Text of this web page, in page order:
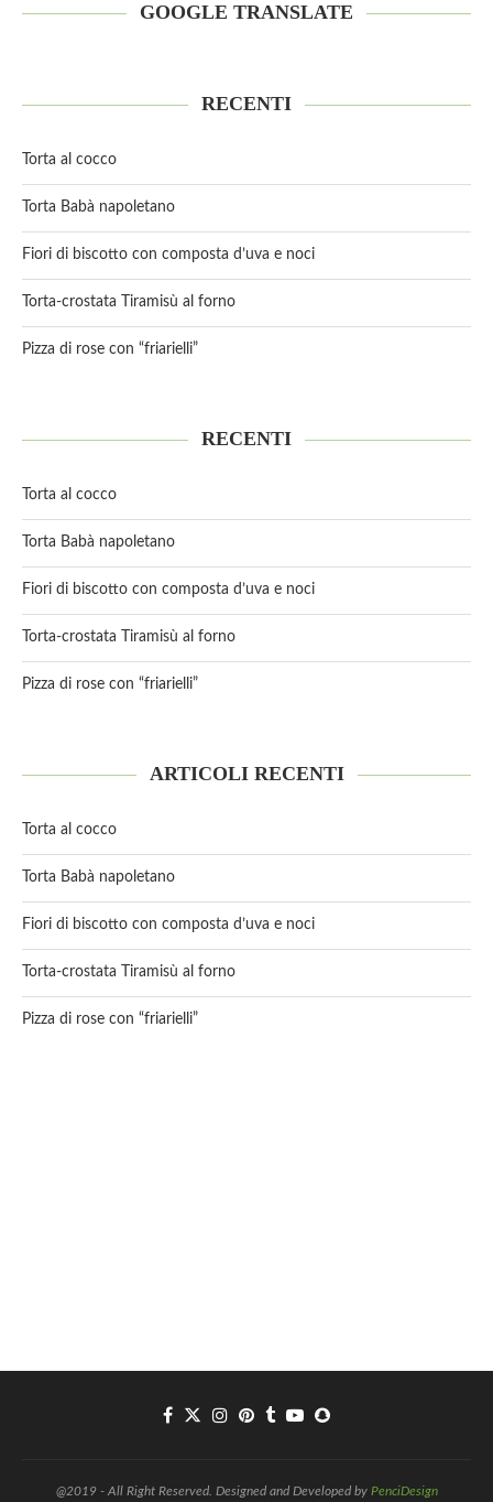
GOOGLE TRANSLATE
RECENTI
Torta al cocco
Torta Babà napoletano
Fiori di biscotto con composta d’uva e noci
Torta-crostata Tiramisù al forno
Pizza di rose con “friarielli”
RECENTI
Torta al cocco
Torta Babà napoletano
Fiori di biscotto con composta d’uva e noci
Torta-crostata Tiramisù al forno
Pizza di rose con “friarielli”
ARTICOLI RECENTI
Torta al cocco
Torta Babà napoletano
Fiori di biscotto con composta d’uva e noci
Torta-crostata Tiramisù al forno
Pizza di rose con “friarielli”
@2019 - All Right Reserved. Designed and Developed by PenciDesign